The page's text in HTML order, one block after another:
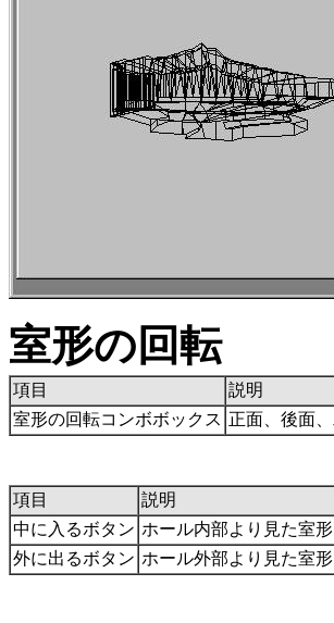
室形の回転
項目
説明
室形の回転コンボボックス 正面、後面
項目
説明
中に入るボタン ホール内部より見た室形
外に出るボタン ホール外部より見た室形